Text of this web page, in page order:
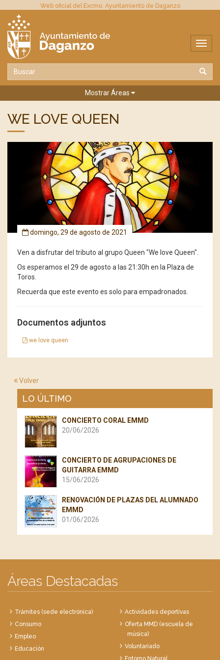
Web oficial del Excmo. Ayuntamiento de Daganzo
Mostrar Áreas
WE LOVE QUEEN
domingo, 29 de agosto de 2021
Ven a disfrutar del tributo al grupo Queen "We love Queen".
Os esperamos el 29 de agosto a las 21:30h en la Plaza de
Toros.
Recuerda que este evento es solo para empadronados.
Documentos adjuntos
we love queen
Volver
LO ÚLTIMO
CONCIERTO CORAL EMMD
20/06/2026
CONCIERTO DE AGRUPACIONES DE
GUITARRA EMMD
15/06/2026
RENOVACIÓN DE PLAZAS DEL ALUMNADO
EMMD
01/06/2026
Áreas Destacadas
Trámites (sede electrónica)
Consumo
Empleo
Educación
Actividades deportivas
Oferta MMD (escuela de
música)
Voluntariado
Entorno Natural